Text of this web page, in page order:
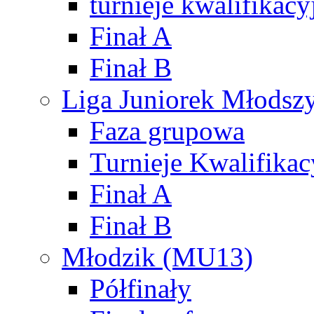
Finał A
Finał B
Liga Juniorek
Faza grupowa
Turnieje
Finał A
Finał B
Młodzik (MU13)
Półfinały